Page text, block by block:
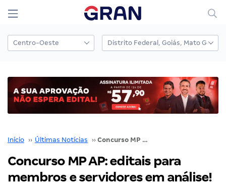
Início ›› Últimas Notícias ›› Concurso MP AP: editais para membros e servidores em análise!
Concurso MP AP: editais para
membros e servidores em análise!